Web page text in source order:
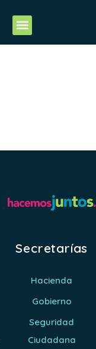
Secretarías
Hacienda
Gobierno
Seguridad
Ciudadana